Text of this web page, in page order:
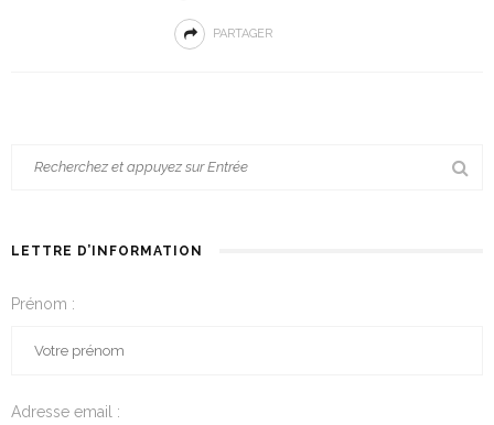
PARTAGER
LETTRE D’INFORMATION
Prénom :
Adresse email :